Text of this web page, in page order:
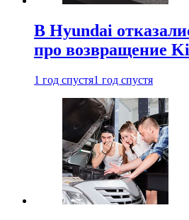
В Hyundai
про возвращение
1 год спустя1 год спустя